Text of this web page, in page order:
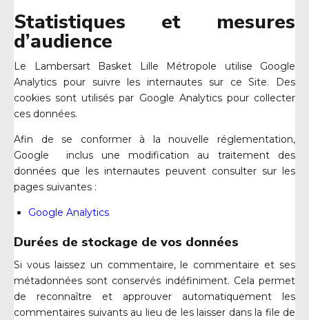
Statistiques et mesures
d’audience
Le Lambersart Basket Lille Métropole utilise Google
Analytics pour suivre les internautes sur ce Site. Des
cookies sont utilisés par Google Analytics pour collecter
ces données.
Afin de se conformer à la nouvelle réglementation,
Google inclus une modification au traitement des
données que les internautes peuvent consulter sur les
pages suivantes :
Google Analytics
Durées de stockage de vos données
Si vous laissez un commentaire, le commentaire et ses
métadonnées sont conservés indéfiniment. Cela permet
de reconnaître et approuver automatiquement les
commentaires suivants au lieu de les laisser dans la file de